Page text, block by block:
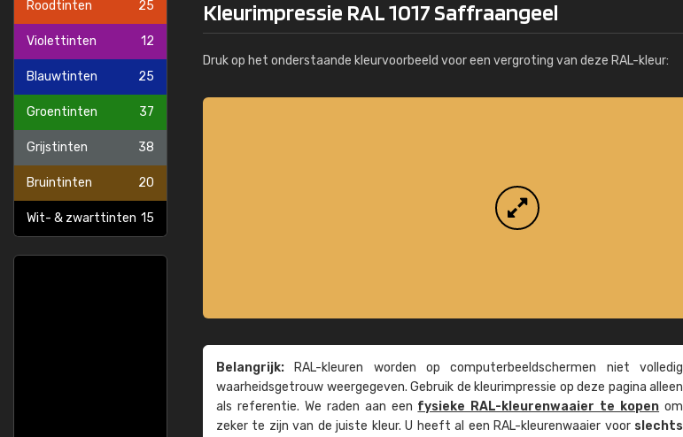
Roodtinten 25
Violettinten 12
Blauwtinten 25
Groentinten 37
Grijstinten 38
Bruintinten 20
Wit- & zwarttinten 15
Kleurimpressie RAL 1017 Saffraangeel
Druk op het onderstaande kleurvoorbeeld voor een vergroting van deze RAL-kleur:
Belangrijk: RAL-kleuren worden op computer­beeld­schermen niet volledig
waarheids­­getrouw weer­gegeven. Gebruik de kleur­impressie op deze pagina alleen
als referentie. We raden aan een fysieke RAL-kleuren­waaier te kopen om
zeker te zijn van de juiste kleur. U heeft al een RAL-kleuren­waaier voor slechts